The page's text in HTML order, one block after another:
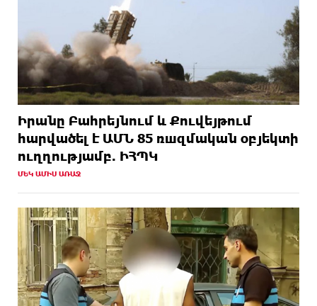
Իրանը Բահրեյնում և Քուվեյթում
hարվածել է ԱՄՆ 85 ռшզմական օբյեկտի
ուղղությամբ. ԻՀՊԿ
ՄԵԿ ԱՄԻՍ ԱՌԱՋ